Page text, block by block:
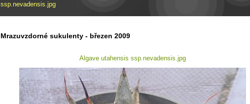
ssp.nevadensis.jpg
Mrazuvzdorné sukulenty - březen 2009
Algave utahensis ssp.nevadensis.jpg